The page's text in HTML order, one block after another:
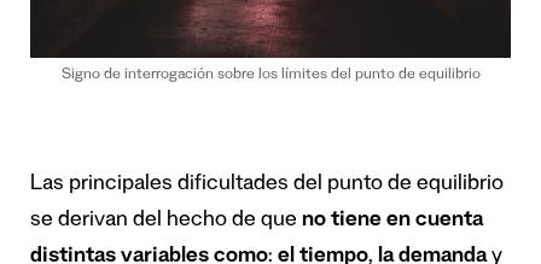
Signo de interrogación sobre los límites del punto de equilibrio
Las principales dificultades del punto de equilibrio
se derivan del hecho de que no tiene en cuenta
distintas variables como: el tiempo, la demanday